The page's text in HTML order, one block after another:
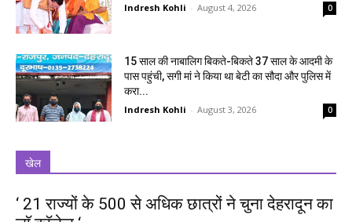
Indresh Kohli - August 4, 2026 0
15 साल की नाबालिग बिकते-बिकते 37 साल के आदमी के
पास पहुंची, सगी मां ने किया था बेटी का सौदा और पुलिस में
करा...
Indresh Kohli - August 3, 2026 0
खेल
‘ 21 राज्यों के 500 से अधिक छात्रों ने चुना देहरादून का